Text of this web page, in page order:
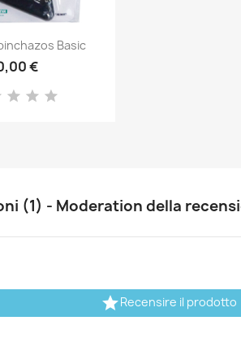
Basic
€
(1) - Moderation della
Recensire il prodotto